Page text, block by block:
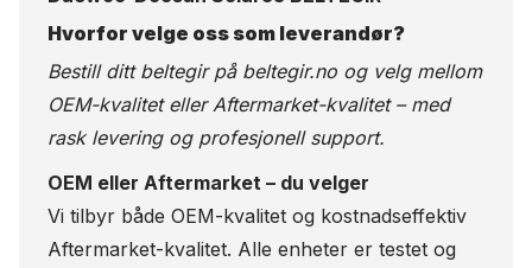
Hvorfor velge oss som leverandør?
Bestill ditt beltegir på beltegir.no og velg mellom
OEM-kvalitet eller Aftermarket-kvalitet – med
rask levering og profesjonell support.
OEM eller Aftermarket – du velger
Vi tilbyr både OEM-kvalitet og kostnadseffektiv
Aftermarket-kvalitet. Alle enheter er testet og